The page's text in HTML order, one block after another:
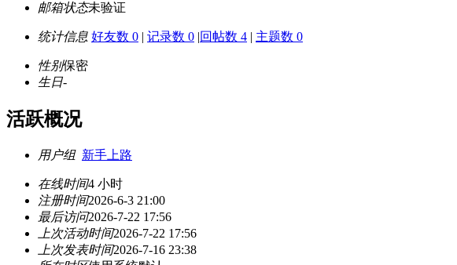
邮箱状态未验证
统计信息 好友数 0 | 记录数 0 |回帖数 4 | 主题数 0
性别保密
生日-
活跃概况
用户组 新手上路
在线时间4 小时
注册时间2026-6-3 21:00
最后访问2026-7-22 17:56
上次活动时间2026-7-22 17:56
上次发表时间2026-7-16 23:38